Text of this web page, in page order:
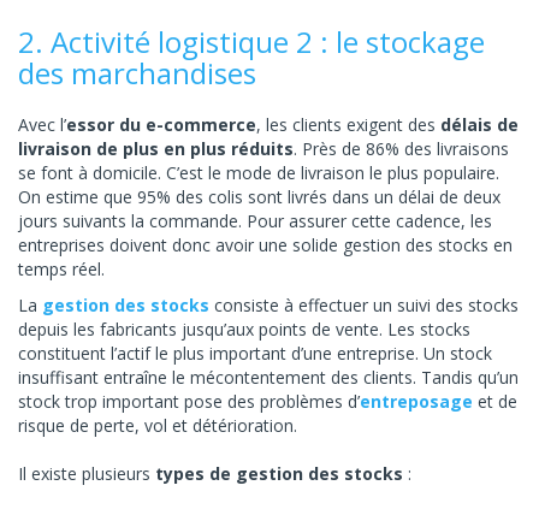
2. Activité logistique 2 : le stockage
des marchandises
Avec l’essor du e-commerce, les clients exigent des délais de
livraison de plus en plus réduits. Près de 86% des livraisons
se font à domicile. C’est le mode de livraison le plus populaire.
On estime que 95% des colis sont livrés dans un délai de deux
jours suivants la commande. Pour assurer cette cadence, les
entreprises doivent donc avoir une solide gestion des stocks en
temps réel.
La gestion des stocks consiste à effectuer un suivi des stocks
depuis les fabricants jusqu’aux points de vente. Les stocks
constituent l’actif le plus important d’une entreprise. Un stock
insuffisant entraîne le mécontentement des clients. Tandis qu’un
stock trop important pose des problèmes d’entreposage et de
risque de perte, vol et détérioration.
Il existe plusieurs types de gestion des stocks :